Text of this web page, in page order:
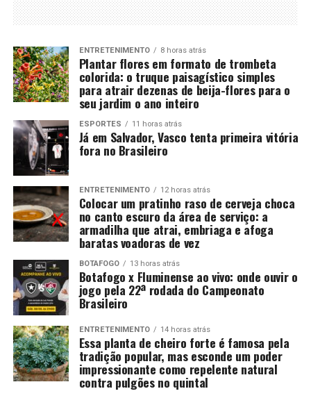
ENTRETENIMENTO 8 horas atrás
Plantar flores em formato de trombeta
colorida: o truque paisagístico simples
para atrair dezenas de beija-flores para o
seu jardim o ano inteiro
ESPORTES 11 horas atrás
Já em Salvador, Vasco tenta primeira vitória
fora no Brasileiro
ENTRETENIMENTO 12 horas atrás
Colocar um pratinho raso de cerveja choca
no canto escuro da área de serviço: a
armadilha que atrai, embriaga e afoga
baratas voadoras de vez
BOTAFOGO 13 horas atrás
Botafogo x Fluminense ao vivo: onde ouvir o
jogo pela 22ª rodada do Campeonato
Brasileiro
ENTRETENIMENTO 14 horas atrás
Essa planta de cheiro forte é famosa pela
tradição popular, mas esconde um poder
impressionante como repelente natural
contra pulgões no quintal